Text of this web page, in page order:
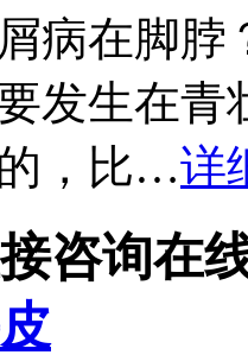
病在脚脖
发生在青
，比…详
咨询在